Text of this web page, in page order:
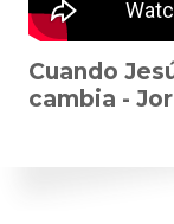
Cuando
cambia -